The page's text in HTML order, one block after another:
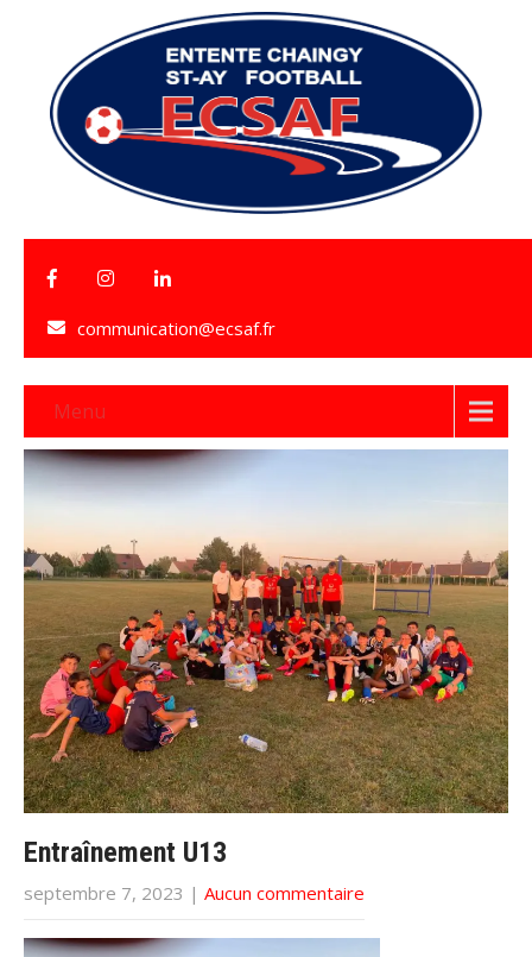
communication@ecsaf.fr
Menu
Entraînement U13
septembre 7, 2023 | Aucun commentaire